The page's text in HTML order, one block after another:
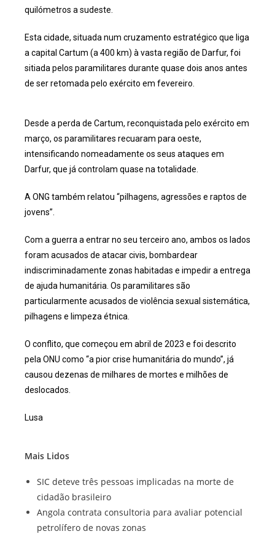
quilómetros a sudeste.
Esta cidade, situada num cruzamento estratégico que liga
a capital Cartum (a 400 km) à vasta região de Darfur, foi
sitiada pelos paramilitares durante quase dois anos antes
de ser retomada pelo exército em fevereiro.
Desde a perda de Cartum, reconquistada pelo exército em
março, os paramilitares recuaram para oeste,
intensificando nomeadamente os seus ataques em
Darfur, que já controlam quase na totalidade.
A ONG também relatou “pilhagens, agressões e raptos de
jovens”.
Com a guerra a entrar no seu terceiro ano, ambos os lados
foram acusados de atacar civis, bombardear
indiscriminadamente zonas habitadas e impedir a entrega
de ajuda humanitária. Os paramilitares são
particularmente acusados de violência sexual sistemática,
pilhagens e limpeza étnica.
O conflito, que começou em abril de 2023 e foi descrito
pela ONU como “a pior crise humanitária do mundo”, já
causou dezenas de milhares de mortes e milhões de
deslocados.
Lusa
Mais Lidos
SIC deteve três pessoas implicadas na morte de
cidadão brasileiro
Angola contrata consultoria para avaliar potencial
petrolífero de novas zonas